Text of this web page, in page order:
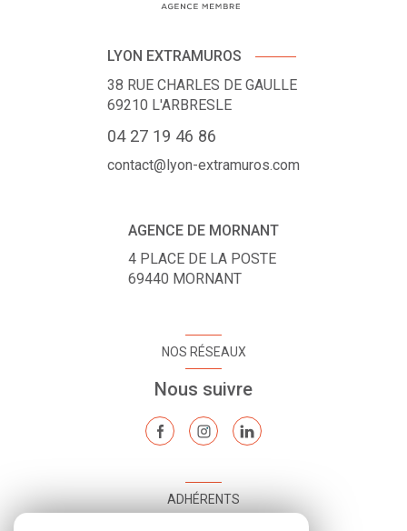
LYON EXTRAMUROS
38 RUE CHARLES DE GAULLE
69210 L'ARBRESLE
04 27 19 46 86
contact@lyon-extramuros.com
AGENCE DE MORNANT
4 PLACE DE LA POSTE
69440 MORNANT
NOS RÉSEAUX
Nous suivre
ADHÉRENTS